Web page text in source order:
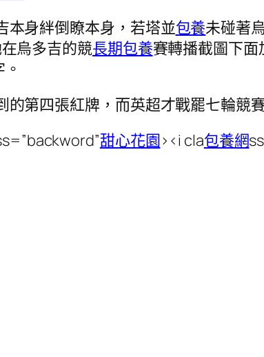
本身絆倒瞭本身，若塔並包養未碰著
烏多吉的競長期包養賽轉播截圖下
第四張紅牌，而英超才戰罷七輪競
甜心花園><i cla包養網